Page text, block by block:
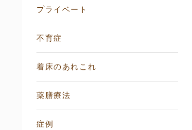
プライベート
不育症
着床のあれこれ
薬膳療法
症例